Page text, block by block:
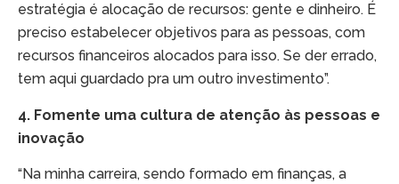
estratégia é alocação de recursos: gente e dinheiro. É
preciso estabelecer objetivos para as pessoas, com
recursos financeiros alocados para isso. Se der errado,
tem aqui guardado pra um outro investimento”.
4. Fomente uma cultura de atenção às pessoas e
inovação
“Na minha carreira, sendo formado em finanças, a